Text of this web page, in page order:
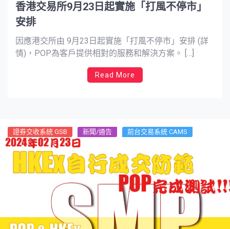
香港交易所9月23日起實施「打風不停市」
安排
因應港交所由 9月23日起實施「打風不停市」安排 (詳
情)，POP為客戶提供相對的服務和解決方案。 […]
Read More
證券交收系統 GSB 新聞/通告 前台交易系統 CAMS